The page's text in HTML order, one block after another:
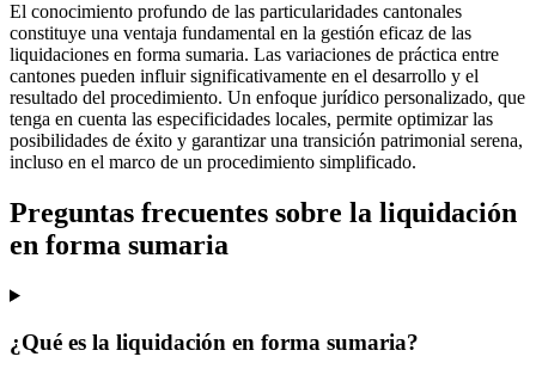
El conocimiento profundo de las particularidades cantonales
constituye una ventaja fundamental en la gestión eficaz de las
liquidaciones en forma sumaria. Las variaciones de práctica entre
cantones pueden influir significativamente en el desarrollo y el
resultado del procedimiento. Un enfoque jurídico personalizado, que
tenga en cuenta las especificidades locales, permite optimizar las
posibilidades de éxito y garantizar una transición patrimonial serena,
incluso en el marco de un procedimiento simplificado.
Preguntas frecuentes sobre la liquidación
en forma sumaria
¿Qué es la liquidación en forma sumaria?